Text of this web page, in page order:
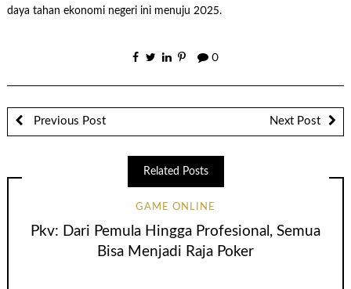
daya tahan ekonomi negeri ini menuju 2025.
0
Previous Post Next Post
Related Posts
GAME ONLINE
Pkv: Dari Pemula Hingga Profesional, Semua
Bisa Menjadi Raja Poker